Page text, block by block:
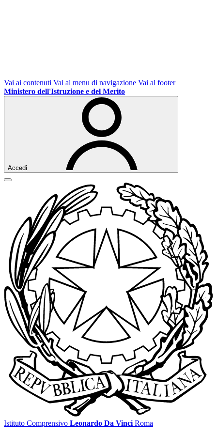
Vai ai contenuti Vai al menu di navigazione Vai al footer
Ministero dell'Istruzione e del Merito
Accedi
Istituto Comprensivo Leonardo Da Vinci Roma